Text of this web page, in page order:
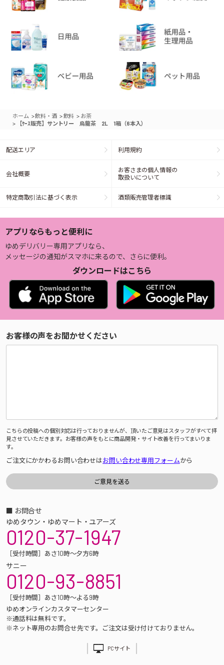
ホーム >飲料・酒 >飲料 > お茶
> 【ｹｰｽ販売】サントリー 烏龍茶 2L 1箱（6本入）
配送エリア 利用規約
会社概要
お客さまの個人情報の
取扱いについて
特定商取引法に基づく表示 酒類販売管理者標識
アプリならもっと便利に
ゆめデリバリー専用アプリなら、
メッセージの通知がスマホに来るので、さらに便利。
ダウンロードはこちら
お客様の声をお聞かせください
こちらの投稿への個別対応は行っておりませんが、頂いたご意見はスタッフがすべて拝
見させていただきます。お客様の声をもとに商品開発・サイト改善を行ってまいりま
す。
ご注文にかかわるお問い合わせはお問い合わせ専用フォームから
■ お問合せ
ゆめタウン・ゆめマート・ユアーズ
0120-37-1947
［受付時間］あさ10時～夕方6時
サニー
0120-93-8851
［受付時間］あさ10時～よる9時
ゆめオンラインカスタマーセンター
※通話料は無料です。
※ネット専用のお問合せ先です。ご注文は受け付けておりません。
PCサイト